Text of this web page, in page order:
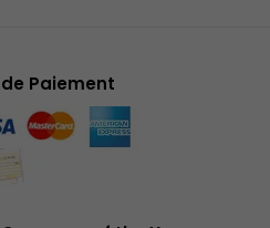
Paiement